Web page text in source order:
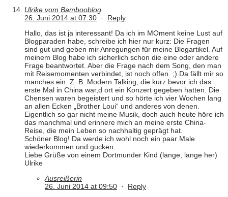
Ulrike vom Bambooblog
26. Juni 2014 at 07:30 · Reply
Hallo, das ist ja interessant! Da ich im MOment keine Lust auf
Blogparaden habe, schreibe ich hier nur kurz: Die Fragen
sind gut und geben mir Anregungen für meine Blogartikel. Auf
meinem Blog habe ich sicherlich schon die eine oder andere
Frage beantwortet. Aber die Frage nach dem Song, den man
mit Reisemomenten verbindet, ist noch offen. ;) Da fällt mir so
manches ein. Z. B. Modern Talking, die kurz bevor ich das
erste Mal in China war,d ort ein Konzert gegeben hatten. Die
Chensen waren begeistert und so hörte ich vier Wochen lang
an allen Ecken „Brother Loui“ und anderes von denen.
Eigentlich so gar nicht meine Musik, doch auch heute höre ich
das manchmal und erinnere mich an meine erste China-
Reise, die mein Leben so nachhaltig geprägt hat.
Schöner Blog! Da werde ich wohl noch ein paar Male
wiederkommen und gucken.
Liebe Grüße von einem Dortmunder Kind (lange, lange her)
Ulrike
Ausreißerin
26. Juni 2014 at 09:50 · Reply